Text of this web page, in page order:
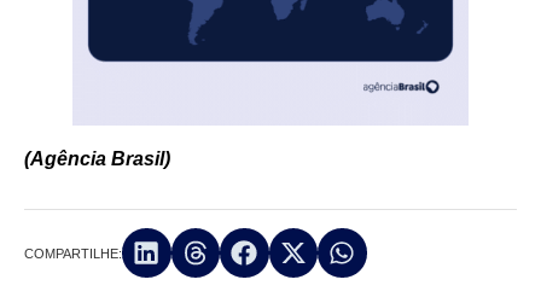
(Agência Brasil)
COMPARTILHE: